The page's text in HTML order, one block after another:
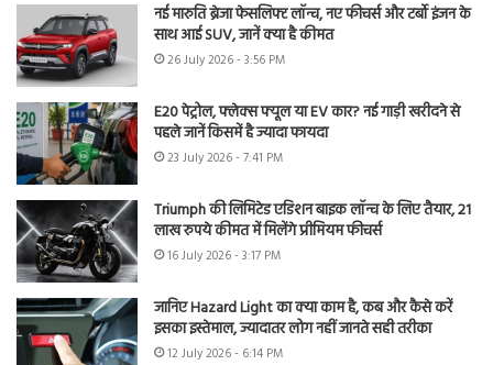
नई मारुति ब्रेजा फेसलिफ्ट लॉन्च, नए फीचर्स और टर्बो इंजन के
साथ आई SUV, जानें क्या है कीमत
26 July 2026 - 3:56 PM
E20 पेट्रोल, फ्लेक्स फ्यूल या EV कार? नई गाड़ी खरीदने से
पहले जानें किसमें है ज्यादा फायदा
23 July 2026 - 7:41 PM
Triumph की लिमिटेड एडिशन बाइक लॉन्च के लिए तैयार, 21
लाख रुपये कीमत में मिलेंगे प्रीमियम फीचर्स
16 July 2026 - 3:17 PM
जानिए Hazard Light का क्या काम है, कब और कैसे करें
इसका इस्तेमाल, ज्यादातर लोग नहीं जानते सही तरीका
12 July 2026 - 6:14 PM